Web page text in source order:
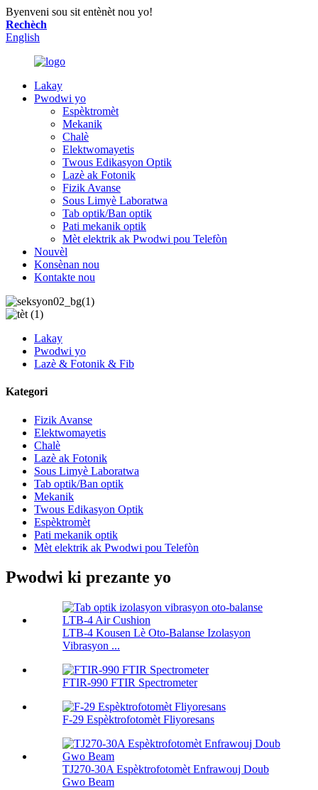
Byenveni sou sit entènèt nou yo!
Rechèch
English
Lakay
Pwodwi yo
Espèktromèt
Mekanik
Chalè
Elektwomayetis
Twous Edikasyon Optik
Lazè ak Fotonik
Fizik Avanse
Sous Limyè Laboratwa
Tab optik/Ban optik
Pati mekanik optik
Mèt elektrik ak Pwodwi pou Telefòn
Nouvèl
Konsènan nou
Kontakte nou
Lakay
Pwodwi yo
Lazè & Fotonik & Fib
Kategori
Fizik Avanse
Elektwomayetis
Chalè
Lazè ak Fotonik
Sous Limyè Laboratwa
Tab optik/Ban optik
Mekanik
Twous Edikasyon Optik
Espèktromèt
Pati mekanik optik
Mèt elektrik ak Pwodwi pou Telefòn
Pwodwi ki prezante yo
LTB-4 Kousen Lè Oto-Balanse Izolasyon
Vibrasyon ...
FTIR-990 FTIR Spectrometer
F-29 Espèktrofotomèt Fliyoresans
TJ270-30A Espèktrofotomèt Enfrawouj Doub
Gwo Beam